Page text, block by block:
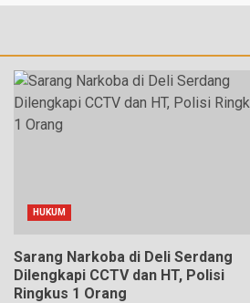
HUKUM
Sarang Narkoba di Deli Serdang
Dilengkapi CCTV dan HT, Polisi
Ringkus 1 Orang